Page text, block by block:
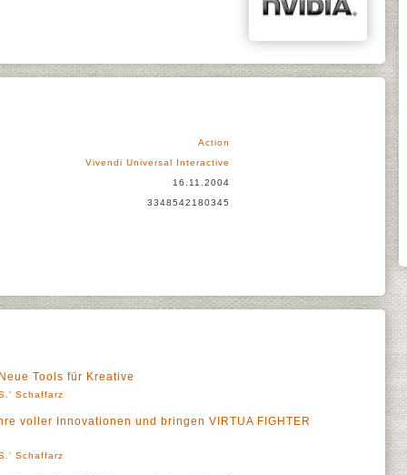
Action
Vivendi Universal Interactive
16.11.2004
3348542180345
Tools für Kreative
Schaffarz
voller Innovationen und bringen VIRTUA FIGHTER
Schaffarz